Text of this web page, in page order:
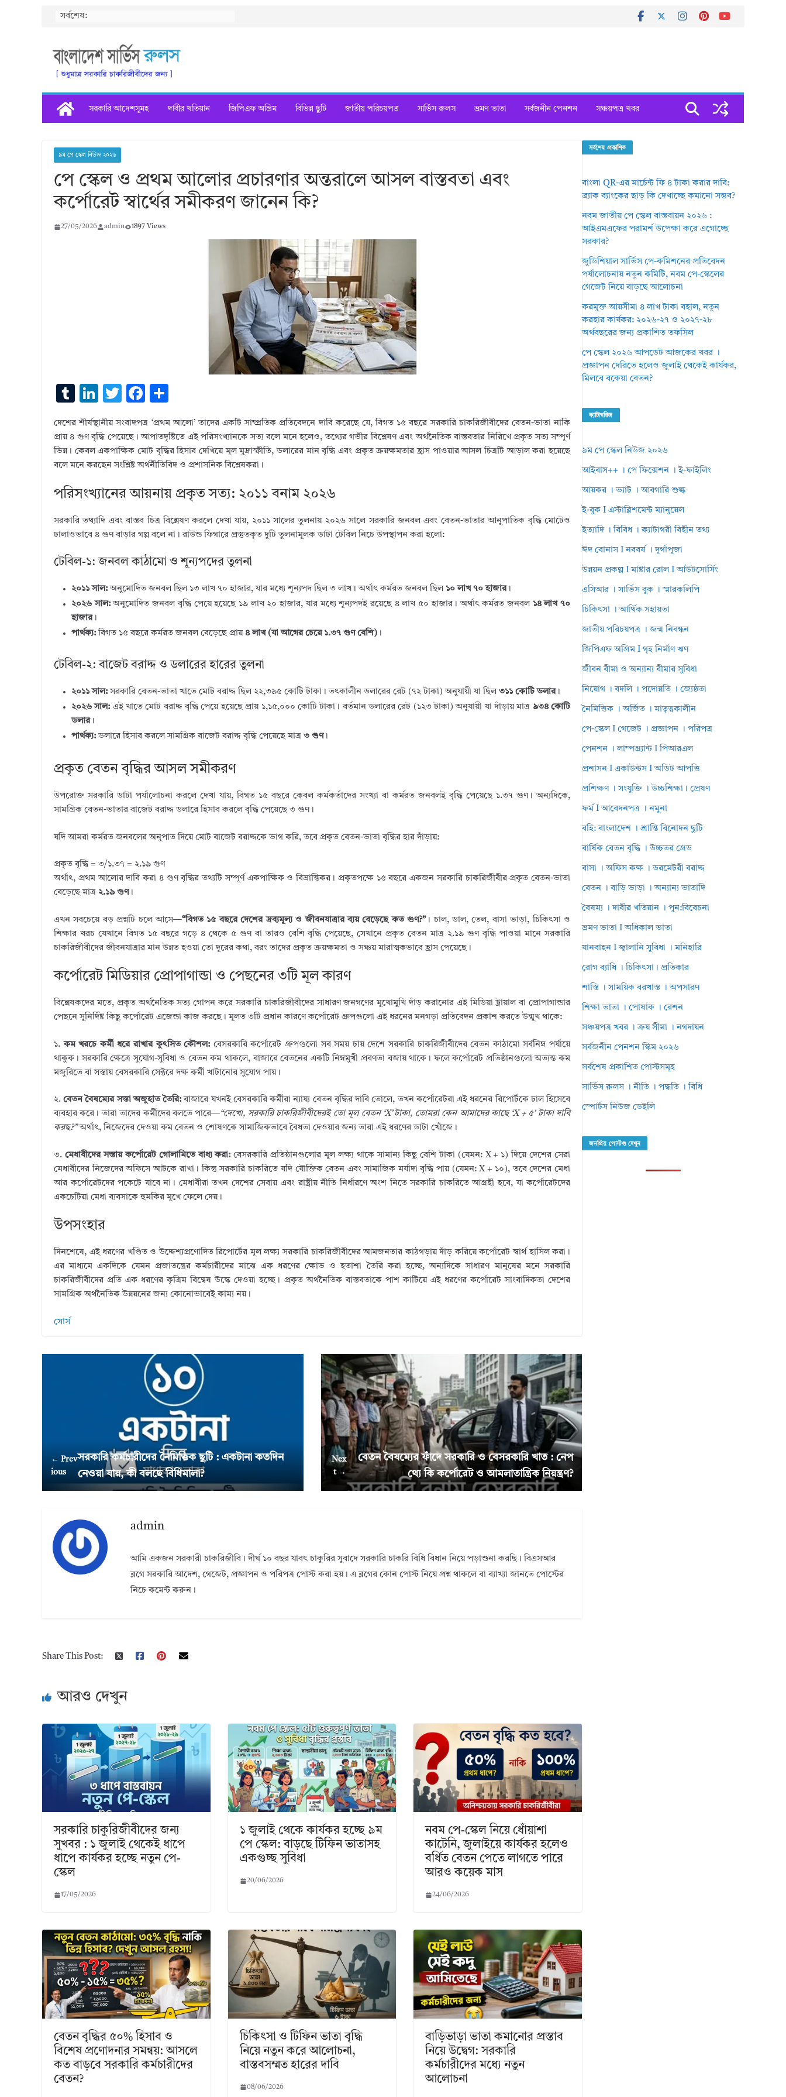
সর্বশেষ:
সরকারি আদেশসূমহ দাবীর খতিয়ান জিপিএফ অগ্রিম বিভিন্ন ছুটি জাতীয় পরিচয়পত্র সার্ভিস রুলস ভ্রমণ ভাতা সর্বজনীন পেনশন সঞ্চয়পত্র খবর
৯ম পে স্কেল নিউজ ২০২৬
পে স্কেল ও প্রথম আলোর প্রচারণার অন্তরালে আসল বাস্তবতা এবং
কর্পোরেট স্বার্থের সমীকরণ জানেন কি?
27/05/2026 admin 1897 Views
T
m
bl
r
Li
k
e
dI
n
T
it
te
r
F
e
b
o
o
ar
e
দেশের শীর্ষস্থানীয় সংবাদপত্র ‘প্রথম আলো’ তাদের একটি সাম্প্রতিক প্রতিবেদনে দাবি করেছে যে, বিগত ১৫ বছরে সরকারি চাকরিজীবীদের বেতন-ভাতা নাকি
প্রায় ৪ গুণ বৃদ্ধি পেয়েছে। আপাতদৃষ্টিতে এই পরিসংখ্যানকে সত্য বলে মনে হলেও, তথ্যের গভীর বিশ্লেষণ এবং অর্থনৈতিক বাস্তবতার নিরিখে প্রকৃত সত্য সম্পূর্ণ
ভিন্ন। কেবল একপাক্ষিক মোট বৃদ্ধির হিসাব দেখিয়ে মূল মুদ্রাস্ফীতি, ডলারের মান বৃদ্ধি এবং প্রকৃত ক্রয়ক্ষমতার হ্রাস পাওয়ার আসল চিত্রটি আড়াল করা হয়েছে
বলে মনে করছেন সংশ্লিষ্ট অর্থনীতিবিদ ও প্রশাসনিক বিশ্লেষকরা।
পরিসংখ্যানের আয়নায় প্রকৃত সত্য: ২০১১ বনাম ২০২৬
সরকারি তথ্যাদি এবং বাস্তব চিত্র বিশ্লেষণ করলে দেখা যায়, ২০১১ সালের তুলনায় ২০২৬ সালে সরকারি জনবল এবং বেতন-ভাতার আনুপাতিক বৃদ্ধি মোটেও
ঢালাওভাবে ৪ গুণ বাড়ার গল্প বলে না। রাউন্ড ফিগারে প্রস্তুতকৃত দুটি তুলনামূলক ডাটা টেবিল নিচে উপস্থাপন করা হলো:
টেবিল-১: জনবল কাঠামো ও শূন্যপদের তুলনা
২০১১ সাল:অনুমোদিত জনবল ছিল ১৩ লাখ ৭০ হাজার, যার মধ্যে শূন্যপদ ছিল ৩ লাখ। অর্থাৎ কর্মরত জনবল ছিল ১০ লাখ ৭০ হাজার।
২০২৬ সাল:অনুমোদিত জনবল বৃদ্ধি পেয়ে হয়েছে ১৯ লাখ ২০ হাজার, যার মধ্যে শূন্যপদই রয়েছে ৪ লাখ ৫০ হাজার। অর্থাৎ কর্মরত জনবল ১৪ লাখ ৭০
হাজার।
পার্থক্য:বিগত ১৫ বছরে কর্মরত জনবল বেড়েছে প্রায় ৪ লাখ (যা আগের চেয়ে ১.৩৭ গুণ বেশি) ।
টেবিল-২: বাজেট বরাদ্দ ও ডলারের হারের তুলনা
২০১১ সাল:সরকারি বেতন-ভাতা খাতে মোট বরাদ্দ ছিল ২২,৩৯৫ কোটি টাকা। তৎকালীন ডলারের রেট (৭২ টাকা) অনুযায়ী যা ছিল ৩১১ কোটি ডলার।
২০২৬ সাল:এই খাতে মোট বরাদ্দ বৃদ্ধি পেয়ে হয়েছে প্রায় ১,১৫,০০০ কোটি টাকা। বর্তমান ডলারের রেট (১২৩ টাকা) অনুযায়ী যা দাঁড়ায় মাত্র ৯৩৪ কোটি
ডলার।
পার্থক্য:ডলারে হিসাব করলে সামগ্রিক বাজেট বরাদ্দ বৃদ্ধি পেয়েছে মাত্র ৩ গুণ।
প্রকৃত বেতন বৃদ্ধির আসল সমীকরণ
উপরোক্ত সরকারি ডাটা পর্যালোচনা করলে দেখা যায়, বিগত ১৫ বছরে কেবল কর্মকর্তাদের সংখ্যা বা কর্মরত জনবলই বৃদ্ধি পেয়েছে ১.৩৭ গুণ। অন্যদিকে,
সামগ্রিক বেতন-ভাতার বাজেট বরাদ্দ ডলারে হিসাব করলে বৃদ্ধি পেয়েছে ৩ গুণ।
যদি আমরা কর্মরত জনবলের অনুপাত দিয়ে মোট বাজেট বরাদ্দকে ভাগ করি, তবে প্রকৃত বেতন-ভাতা বৃদ্ধির হার দাঁড়ায়:
প্রকৃত বৃদ্ধি = ৩/১.৩৭ = ২.১৯ গুণ
অর্থাৎ, প্রথম আলোর দাবি করা ৪ গুণ বৃদ্ধির তথ্যটি সম্পূর্ণ একপাক্ষিক ও বিভ্রান্তিকর। প্রকৃতপক্ষে ১৫ বছরে একজন সরকারি চাকরিজীবীর প্রকৃত বেতন-ভাতা
বেড়েছে মাত্র ২.১৯ গুণ।
এখন সবচেয়ে বড় প্রশ্নটি চলে আসে—“বিগত ১৫ বছরে দেশের দ্রব্যমূল্য ও জীবনযাত্রার ব্যয় বেড়েছে কত গুণ?”। চাল, ডাল, তেল, বাসা ভাড়া, চিকিৎসা ও
শিক্ষার খরচ যেখানে বিগত ১৫ বছরে গড়ে ৪ থেকে ৫ গুণ বা তারও বেশি বৃদ্ধি পেয়েছে, সেখানে প্রকৃত বেতন মাত্র ২.১৯ গুণ বৃদ্ধি পাওয়া মানে সরকারি
চাকরিজীবীদের জীবনযাত্রার মান উন্নত হওয়া তো দূরের কথা, বরং তাদের প্রকৃত ক্রয়ক্ষমতা ও সঞ্চয় মারাত্মকভাবে হ্রাস পেয়েছে।
কর্পোরেট মিডিয়ার প্রোপাগান্ডা ও পেছনের ৩টি মূল কারণ
বিশ্লেষকদের মতে, প্রকৃত অর্থনৈতিক সত্য গোপন করে সরকারি চাকরিজীবীদের সাধারণ জনগণের মুখোমুখি দাঁড় করানোর এই মিডিয়া ট্রায়াল বা প্রোপাগান্ডার
পেছনে সুনির্দিষ্ট কিছু কর্পোরেট এজেন্ডা কাজ করছে। মূলত ৩টি প্রধান কারণে কর্পোরেট গ্রুপগুলো এই ধরনের মনগড়া প্রতিবেদন প্রকাশ করতে উন্মুখ থাকে:
১.কম খরচে কর্মী ধরে রাখার কুৎসিত কৌশল:বেসরকারি কর্পোরেট গ্রুপগুলো সব সময় চায় দেশে সরকারি চাকরিজীবীদের বেতন কাঠামো সর্বনিম্ন পর্যায়ে
থাকুক। সরকারি ক্ষেত্রে সুযোগ-সুবিধা ও বেতন কম থাকলে, বাজারে বেতনের একটি নিম্নমুখী প্রবণতা বজায় থাকে। ফলে কর্পোরেট প্রতিষ্ঠানগুলো অত্যন্ত কম
মজুরিতে বা সস্তায় বেসরকারি সেক্টরে দক্ষ কর্মী খাটানোর সুযোগ পায়।
২.বেতন বৈষম্যের সস্তা অজুহাত তৈরি:বাজারে যখনই বেসরকারি কর্মীরা ন্যায্য বেতন বৃদ্ধির দাবি তোলে, তখন কর্পোরেটরা এই ধরনের রিপোর্টকে ঢাল হিসেবে
ব্যবহার করে। তারা তাদের কর্মীদের বলতে পারে—“দেখো, সরকারি চাকরিজীবীদেরই তো মূল বেতন ‘X’ টাকা, তোমরা কেন আমাদের কাছে ‘X + ৫’ টাকা দাবি
করছ?”অর্থাৎ, নিজেদের দেওয়া কম বেতন ও শোষণকে সামাজিকভাবে বৈধতা দেওয়ার জন্য তারা এই ধরণের ডাটা খোঁজে।
৩. মেধাবীদের সস্তায় কর্পোরেট গোলামিতে বাধ্য করা:বেসরকারি প্রতিষ্ঠানগুলোর মূল লক্ষ্য থাকে সামান্য কিছু বেশি টাকা (যেমন:X + ১) দিয়ে দেশের সেরা
মেধাবীদের নিজেদের অফিসে আটকে রাখা। কিন্তু সরকারি চাকরিতে যদি যৌক্তিক বেতন এবং সামাজিক মর্যাদা বৃদ্ধি পায় (যেমন:X + ১০ ), তবে দেশের মেধা
আর কর্পোরেটদের পকেটে যাবে না। মেধাবীরা তখন দেশের সেবায় এবং রাষ্ট্রীয় নীতি নির্ধারণে অংশ নিতে সরকারি চাকরিতে আগ্রহী হবে, যা কর্পোরেটদের
একচেটিয়া মেধা ব্যবসাকে হুমকির মুখে ফেলে দেয়।
উপসংহার
দিনশেষে, এই ধরণের খণ্ডিত ও উদ্দেশ্যপ্রণোদিত রিপোর্টের মূল লক্ষ্য সরকারি চাকরিজীবীদের আমজনতার কাঠগড়ায় দাঁড় করিয়ে কর্পোরেট স্বার্থ হাসিল করা।
এর মাধ্যমে একদিকে যেমন প্রজাতন্ত্রের কর্মচারীদের মাঝে এক ধরণের ক্ষোভ ও হতাশা তৈরি করা হচ্ছে, অন্যদিকে সাধারণ মানুষের মনে সরকারি
চাকরিজীবীদের প্রতি এক ধরণের কৃত্রিম বিদ্বেষ উস্কে দেওয়া হচ্ছে। প্রকৃত অর্থনৈতিক বাস্তবতাকে পাশ কাটিয়ে এই ধরণের কর্পোরেট সাংবাদিকতা দেশের
সামগ্রিক অর্থনৈতিক উন্নয়নের জন্য কোনোভাবেই কাম্য নয়।
সোর্স
← Prev
ious
সরকারি কর্মচারীদের নৈমিত্তিক ছুটি : একটানা কতদিন
নেওয়া যায়, কী বলছে বিধিমালা?
Nex
t →
বেতন বৈষম্যের ফাঁদে সরকারি ও বেসরকারি খাত : নেপ
থ্যে কি কর্পোরেট ও আমলাতান্ত্রিক নিয়ন্ত্রণ?
admin
আমি একজন সরকারী চাকরিজীবি। দীর্ঘ ১০ বছর যাবৎ চাকুরির সুবাদে সরকারি চাকরি বিধি বিধান নিয়ে পড়াশুনা করছি। বিএসআর
ব্লগে সরকারি আদেশ, গেজেট, প্রজ্ঞাপন ও পরিপত্র পোস্ট করা হয়। এ ব্লগের কোন পোস্ট নিয়ে প্রশ্ন থাকলে বা ব্যাখ্যা জানতে পোস্টের
নিচে কমেন্ট করুন।
Share This Post:
আরও দেখুন
সরকারি চাকুরিজীবীদের জন্য
সুখবর : ১ জুলাই থেকেই ধাপে
ধাপে কার্যকর হচ্ছে নতুন পে-
স্কেল
17/05/2026
১ জুলাই থেকে কার্যকর হচ্ছে ৯ম
পে স্কেল: বাড়ছে টিফিন ভাতাসহ
একগুচ্ছ সুবিধা
20/06/2026
নবম পে-স্কেল নিয়ে ধোঁয়াশা
কাটেনি, জুলাইয়ে কার্যকর হলেও
বর্ধিত বেতন পেতে লাগতে পারে
আরও কয়েক মাস
24/06/2026
বেতন বৃদ্ধির ৫০% হিসাব ও
বিশেষ প্রণোদনার সমন্বয়: আসলে
কত বাড়বে সরকারি কর্মচারীদের
বেতন?
চিকিৎসা ও টিফিন ভাতা বৃদ্ধি
নিয়ে নতুন করে আলোচনা,
বাস্তবসম্মত হারের দাবি
08/06/2026
বাড়িভাড়া ভাতা কমানোর প্রস্তাব
নিয়ে উদ্বেগ: সরকারি
কর্মচারীদের মধ্যে নতুন
আলোচনা
সর্বশেষ প্রকাশিত
বাংলা QR-এর মার্চেন্ট ফি ৪ টাকা করার দাবি:
ব্র্যাক ব্যাংকের ছাড় কি দেখাচ্ছে কমানো সম্ভব?
নবম জাতীয় পে স্কেল বাস্তবায়ন ২০২৬ :
আইএমএফের পরামর্শ উপেক্ষা করে এগোচ্ছে
সরকার?
জুডিশিয়াল সার্ভিস পে-কমিশনের প্রতিবেদন
পর্যালোচনায় নতুন কমিটি, নবম পে-স্কেলের
গেজেট নিয়ে বাড়ছে আলোচনা
করমুক্ত আয়সীমা ৪ লাখ টাকা বহাল, নতুন
করহার কার্যকর: ২০২৬-২৭ ও ২০২৭-২৮
অর্থবছরের জন্য প্রকাশিত তফসিল
পে স্কেল ২০২৬ আপডেট আজকের খবর ।
প্রজ্ঞাপন দেরিতে হলেও জুলাই থেকেই কার্যকর,
মিলবে বকেয়া বেতন?
ক্যাটাগরিজ
৯ম পে স্কেল নিউজ ২০২৬
আইবাস++ । পে ফিক্সেশন । ই-ফাইলিং
আয়কর । ভ্যাট । আবগারি শুল্ক
ই-বুক I এস্টাব্লিশমেন্ট ম্যানুয়েল
ইত্যাদি । বিবিধ । ক্যাটাগরী বিহীন তথ্য
ঈদ বোনাস I নববর্ষ । দূর্গাপূজা
উন্নয়ন প্রকল্প I মাষ্টার রোল I আউটসোর্সিং
এসিআর । সার্ভিস বুক । স্মারকলিপি
চিকিৎসা । আর্থিক সহায়তা
জাতীয় পরিচয়পত্র । জন্ম নিবন্ধন
জিপিএফ অগ্রিম I গৃহ নির্মাণ ঋণ
জীবন বীমা ও অন্যান্য বীমার সুবিধা
নিয়োগ । বদলি । পদোন্নতি । জ্যেষ্ঠতা
নৈমিত্তিক । অর্জিত । মাতৃত্বকালীন
পে-স্কেল I গেজেট । প্রজ্ঞাপন । পরিপত্র
পেনশন । লাম্পগ্র্যান্ট I পিআরএল
প্রশাসন I একাউন্টস I অডিট আপত্তি
প্রশিক্ষণ । সংযুক্তি । উচ্চশিক্ষা। প্রেষণ
ফর্ম I আবেদনপত্র । নমুনা
বহি: বাংলাদেশ । শ্রান্তি বিনোদন ছুটি
বার্ষিক বেতন বৃদ্ধি । উচ্চতর গ্রেড
বাসা । অফিস কক্ষ । ডরমেটরী বরাদ্দ
বেতন । বাড়ি ভাড়া । অন্যান্য ভাতাদি
বৈষম্য । দাবীর খতিয়ান । পুন:বিবেচনা
ভ্রমণ ভাতা I অধিকাল ভাতা
যানবাহন I জ্বালানি সুবিধা । মনিহারি
রোগ ব্যাধি । চিকিৎসা। প্রতিকার
শাস্তি । সাময়িক বরখাস্ত । অপসারণ
শিক্ষা ভাতা । পোষাক । রেশন
সঞ্চয়পত্র খবর । ক্রয় সীমা । নগদায়ন
সর্বজনীন পেনশন স্কিম ২০২৬
সর্বশেষ প্রকাশিত পোস্টসমূহ
সার্ভিস রুলস । নীতি । পদ্ধতি । বিধি
স্পোর্টস নিউজ ডেইলি
জনপ্রিয় পোস্টগু দেখুন